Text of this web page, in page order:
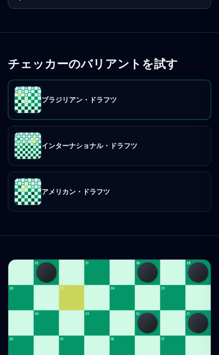
チェッカーのバリアントを試す
ブラジリアン・ドラフツ
インターナショナル・ドラフツ
アメリカン・ドラフツ